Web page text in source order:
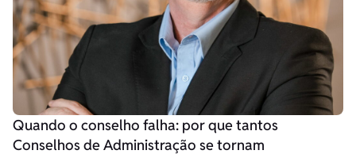
Quando o conselho falha: por que tantos
Conselhos de Administração se tornam